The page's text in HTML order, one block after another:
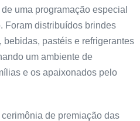
uma programação especial
Foram distribuídos brindes
pastéis e refrigerantes
um ambiente de
e os apaixonados pelo
de premiação das